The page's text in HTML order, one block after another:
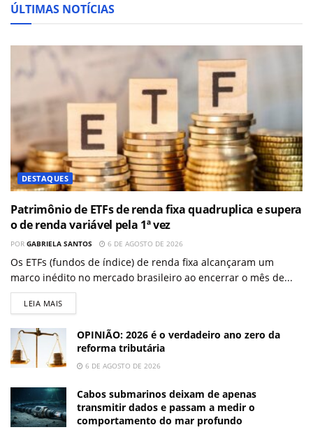
ÚLTIMAS NOTÍCIAS
DESTAQUES
Patrimônio de ETFs de renda fixa quadruplica e supera
o de renda variável pela 1ª vez
POR GABRIELA SANTOS 6 DE AGOSTO DE 2026
Os ETFs (fundos de índice) de renda fixa alcançaram um
marco inédito no mercado brasileiro ao encerrar o mês de...
LEIA MAIS
OPINIÃO: 2026 é o verdadeiro ano zero da
reforma tributária
6 DE AGOSTO DE 2026
Cabos submarinos deixam de apenas
transmitir dados e passam a medir o
comportamento do mar profundo